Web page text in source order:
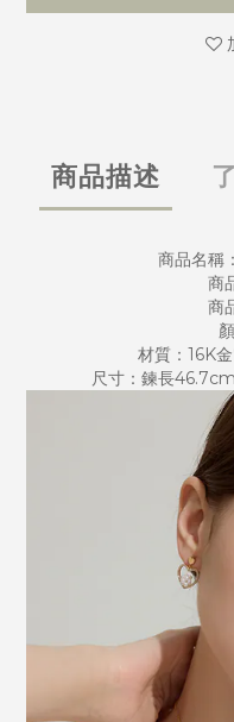
商品描述
商品名稱
商
商
材質：16K
尺寸：鍊長